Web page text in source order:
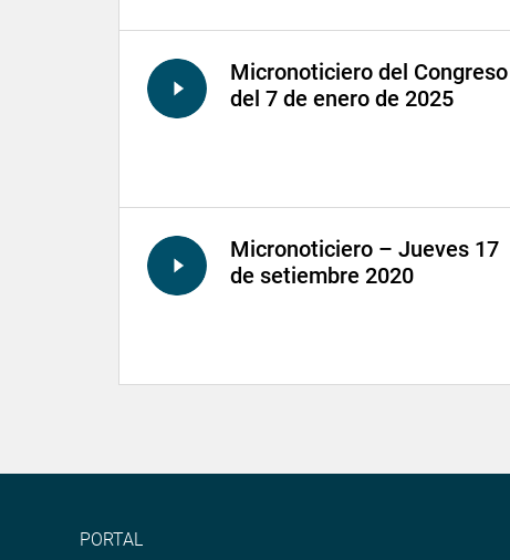
Micronoticiero del Congreso
del 7 de enero de 2025
Micronoticiero – Jueves 17
de setiembre 2020
PORTAL